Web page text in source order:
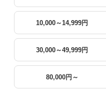
10,000～14,999円
30,000～49,999円
80,000円～